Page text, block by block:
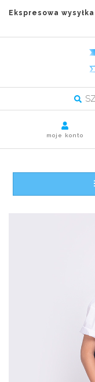
Ekspresowa wysyłka
moje konto